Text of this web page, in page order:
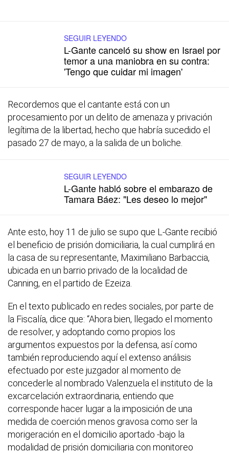
SEGUIR LEYENDO
L-Gante canceló su show en Israel por
temor a una maniobra en su contra:
'Tengo que cuidar mi imagen'
Recordemos que el cantante está con un
procesamiento por un delito de amenaza y privación
legítima de la libertad, hecho que habría sucedido el
pasado 27 de mayo, a la salida de un boliche.
SEGUIR LEYENDO
L-Gante habló sobre el embarazo de
Tamara Báez: "Les deseo lo mejor"
Ante esto, hoy 11 de julio se supo que L-Gante recibió
el beneficio de prisión domiciliaria, la cual cumplirá en
la casa de su representante, Maximiliano Barbaccia,
ubicada en un barrio privado de la localidad de
Canning, en el partido de Ezeiza.
En el texto publicado en redes sociales, por parte de
la Fiscalía, dice que: “Ahora bien, llegado el momento
de resolver, y adoptando como propios los
argumentos expuestos por la defensa, así como
también reproduciendo aquí el extenso análisis
efectuado por este juzgador al momento de
concederle al nombrado Valenzuela el instituto de la
excarcelación extraordinaria, entiendo que
corresponde hacer lugar a la imposición de una
medida de coerción menos gravosa como ser la
morigeración en el domicilio aportado -bajo la
modalidad de prisión domiciliaria con monitoreo